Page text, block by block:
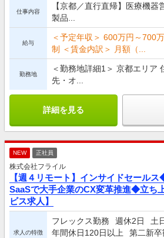
仕事内容
【京都／直行直帰】医療機
製品...
給与
＜予定年収＞ 600万円～700
制 ＜賃金内訳＞ 月額（...
勤務地
＜勤務地詳細1＞ 京都エリア
先・オ...
詳細を見る
NEW 正社員
株式会社フライル
【週４リモート】インサイドセール
SaaSで大手企業のCX変革推進◆立ち
ビス求人】
求人の特徴
フレックス勤務 週休2日
土
年間休日120日以上
第二新卒